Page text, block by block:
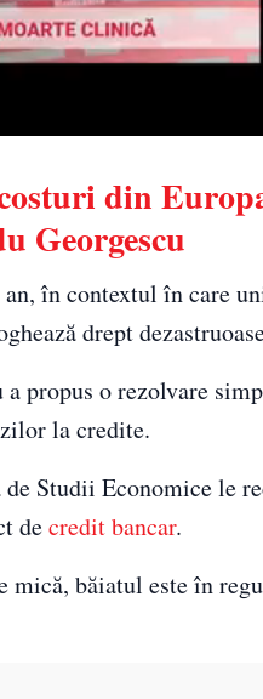
din
Georgescu
în contextul în care
drept
propus o rezolvare
la credite.
Studii Economice le
decredit bancar.
băiatul este în